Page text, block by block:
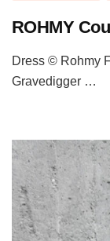
ROHMY
Dress © Rohmy
Gravedigger …